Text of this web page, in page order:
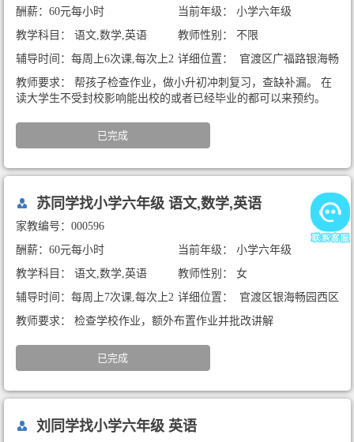
酬薪：60元每小时
当前年级： 小学六年级
教学科目： 语文,数学,英语
教师性别： 不限
辅导时间：每周上6次课,每次上2
小时
详细位置： 官渡区广福路银海畅
园西区
教师要求： 帮孩子检查作业，做小升初冲刺复习，查缺补漏。 在
读大学生不受封校影响能出校的或者已经毕业的都可以来预约。
已完成
苏同学找小学六年级 语文,数学,英语
家教编号：000596
酬薪：60元每小时
当前年级： 小学六年级
教学科目： 语文,数学,英语
教师性别： 女
辅导时间：每周上7次课,每次上2
小时
详细位置： 官渡区银海畅园西区
教师要求： 检查学校作业，额外布置作业并批改讲解
已完成
刘同学找小学六年级 英语